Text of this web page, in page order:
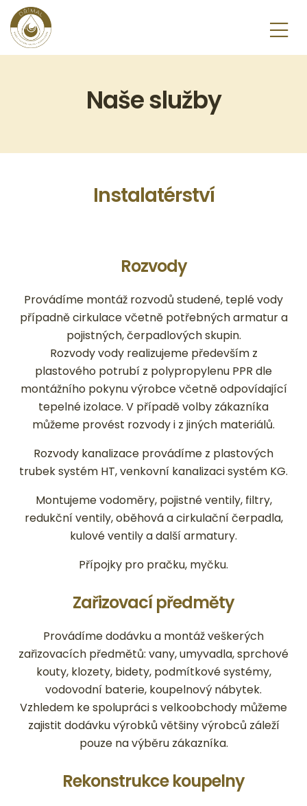
Naše služby
Instalatérství
Rozvody
Provádíme montáž rozvodů studené, teplé vody
případně cirkulace včetně potřebných armatur a
pojistných, čerpadlových skupin.
Rozvody vody realizujeme především z
plastového potrubí z polypropylenu PPR dle
montážního pokynu výrobce včetně odpovídající
tepelné izolace. V případě volby zákazníka
můžeme provést rozvody i z jiných materiálů.
Rozvody kanalizace provádíme z plastových
trubek systém HT, venkovní kanalizaci systém KG.
Montujeme vodoměry, pojistné ventily, filtry,
redukční ventily, oběhová a cirkulační čerpadla,
kulové ventily a další armatury.
Přípojky pro pračku, myčku.
Zařizovací předměty
Provádíme dodávku a montáž veškerých
zařizovacích předmětů: vany, umyvadla, sprchové
kouty, klozety, bidety, podmítkové systémy,
vodovodní baterie, koupelnový nábytek.
Vzhledem ke spolupráci s velkoobchody můžeme
zajistit dodávku výrobků většiny výrobců záleží
pouze na výběru zákazníka.
Rekonstrukce koupelny